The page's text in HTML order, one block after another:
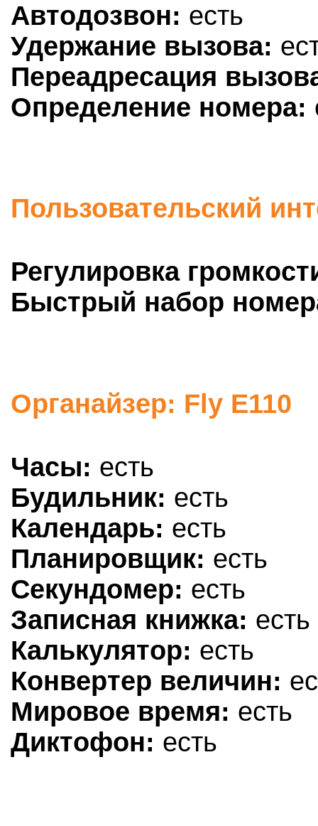
Автодозвон: есть
Удержание вызова:
Переадресация
Определение номера:
Пользовательский
Регулировка
Быстрый набор
Органайзер: Fly E110
Часы: есть
Будильник: есть
Календарь: есть
Планировщик: есть
Секундомер: есть
Записная книжка: есть
Калькулятор: есть
Конвертер величин:
Мировое время: есть
Диктофон: есть